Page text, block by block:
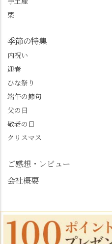
@furufuru_nagaokakyo
物価の値上がりが激し
栗
季節の特集
内祝い
迎春
ひな祭り
端午の節句
父の日
敬老の日
クリスマス
ご感想・レビュー
会社概要